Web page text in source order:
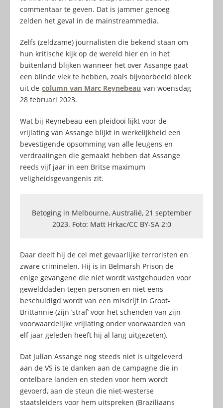
commentaar te geven. Dat is jammer genoeg
zelden het geval in de mainstreammedia.
Zelfs (zeldzame) journalisten die bekend staan om
hun kritische kijk op de wereld hier en in het
buitenland blijken wanneer het over Assange gaat
een blinde vlek te hebben, zoals bijvoorbeeld bleek
uit de column van Marc Reynebeau van woensdag
28 februari 2023.
Wat bij Reynebeau een pleidooi lijkt voor de
vrijlating van Assange blijkt in werkelijkheid een
bevestigende opsomming van alle leugens en
verdraaiingen die gemaakt hebben dat Assange
reeds vijf jaar in een Britse maximum
veligheidsgevangenis zit.
Betoging in Melbourne, Australië, 21 september
2023. Foto: Matt Hrkac/CC BY-SA 2:0
Daar deelt hij de cel met gevaarlijke terroristen en
zware criminelen. Hij is in Belmarsh Prison de
enige gevangene die niet wordt vastgehouden voor
gewelddaden tegen personen en niet eens
beschuldigd wordt van een misdrijf in Groot-
Brittannië (zijn ‘straf’ voor het schenden van zijn
voorwaardelijke vrijlating onder voorwaarden van
elf jaar geleden heeft hij al lang uitgezeten).
Dat Julian Assange nog steeds niet is uitgeleverd
aan de VS is te danken aan de campagne die in
ontelbare landen en steden voor hem wordt
gevoerd, aan de steun die niet-westerse
staatsleiders voor hem uitspreken (Braziliaans